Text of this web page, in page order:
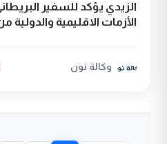
الزيدي يؤكد للسفير
الأزمات الاقليمية والدولية
وكالة نون